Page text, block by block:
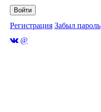
Войти
Регистрация Забыл пароль
@